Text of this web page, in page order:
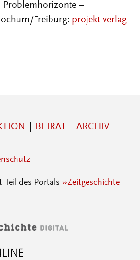
Problemhorizonte –
Freiburg: projekt verlag
BEIRAT
ARCHIV
Teil des Portals »Zeitgeschichte